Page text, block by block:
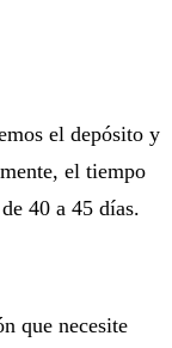
el depósito y
el tiempo
40 a 45 días.
que necesite